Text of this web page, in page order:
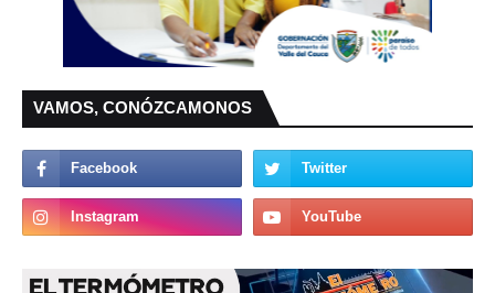
VAMOS, CONÓZCAMONOS